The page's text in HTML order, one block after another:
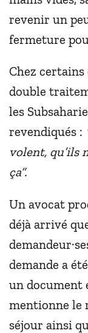
revenir un
fermeture
Chez certains
double
les
revendiqués :
volent, qu’ils
ça”.
Un avocat
déjà arrivé
demande a
un document
mentionne le
séjour ainsi